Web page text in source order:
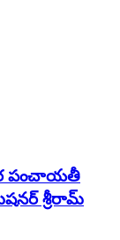
పంచాయతీ
శ్రీరామ్